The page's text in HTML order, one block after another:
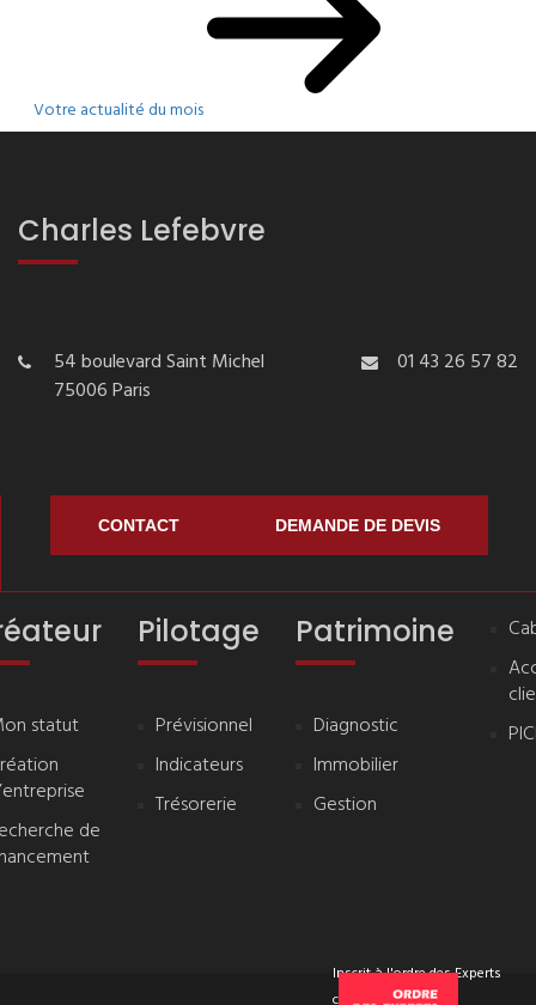
Votre actualité du mois
Charles Lefebvre
54 boulevard Saint Michel
75006 Paris
01 43 26 57 82
CONTACT DEMANDE DE DEVIS
statut
de
Pilotage
Prévisionnel
Indicateurs
Trésorerie
Patrimoine
Diagnostic
Immobilier
Gestion
Inscrit à l'ordre des Experts